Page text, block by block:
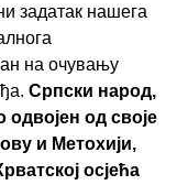
задатак нашега
на очувању
Српски народ,
одвојен од своје
и Метохији,
осјећа